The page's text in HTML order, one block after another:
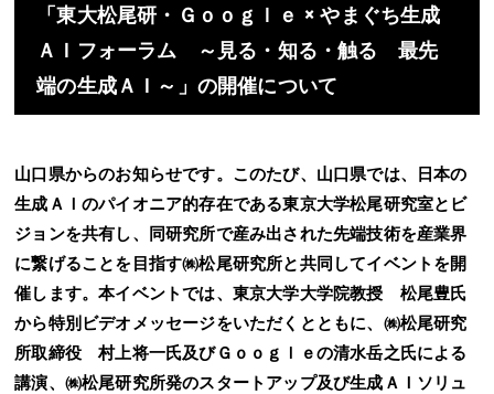
「東大松尾研・Ｇｏｏｇｌｅ × やまぐち生成
ＡＩフォーラム ～見る・知る・触る 最先
端の生成ＡＩ～」の開催について
山口県からのお知らせです。このたび、山口県では、日本の
生成ＡＩのパイオニア的存在である東京大学松尾研究室とビ
ジョンを共有し、同研究所で産み出された先端技術を産業界
に繋げることを目指す㈱松尾研究所と共同してイベントを開
催します。本イベントでは、東京大学大学院教授 松尾豊氏
から特別ビデオメッセージをいただくとともに、㈱松尾研究
所取締役 村上将一氏及びＧｏｏｇｌｅの清水岳之氏による
講演、㈱松尾研究所発のスタートアップ及び生成ＡＩソリュ